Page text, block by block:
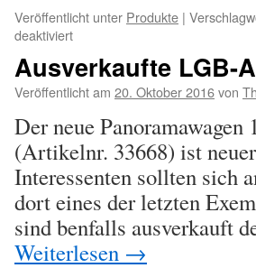
Veröffentlicht unter Produkte |
deaktiviertfür
Der
gepulste
von
Massoth [Video]
Ausverkaufte LGB-
Veröffentlicht am 20. Oktober 2016von
Der neue
(Artikelnr. 33668) ist
Interessenten sollten sich
dort eines der letzten
sind benfalls ausverkauft
Weiterlesen →